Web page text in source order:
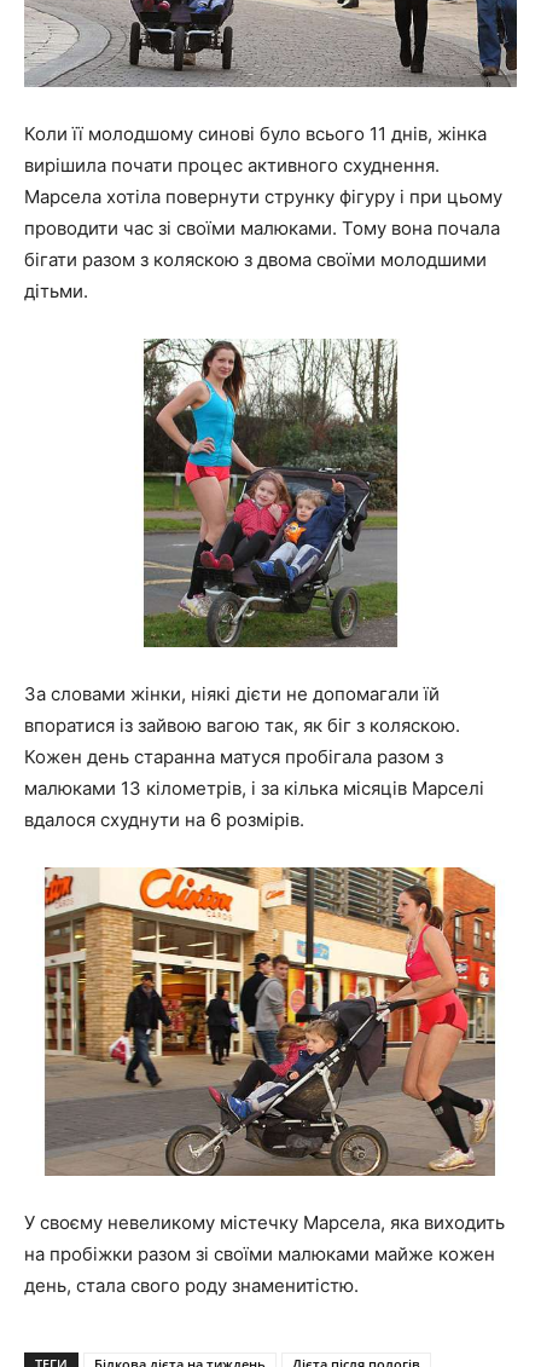
Коли її молодшому синові було всього 11 днів, жінка
вирішила почати процес активного схуднення.
Марсела хотіла повернути струнку фігуру і при цьому
проводити час зі своїми малюками. Тому вона почала
бігати разом з коляскою з двома своїми молодшими
дітьми.
За словами жінки, ніякі дієти не допомагали їй
впоратися із зайвою вагою так, як біг з коляскою.
Кожен день старанна матуся пробігала разом з
малюками 13 кілометрів, і за кілька місяців Марселі
вдалося схуднути на 6 розмірів.
У своєму невеликому містечку Марсела, яка виходить
на пробіжки разом зі своїми малюками майже кожен
день, стала свого роду знаменитістю.